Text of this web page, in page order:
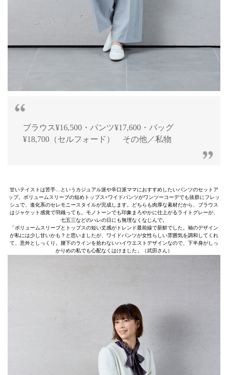
ブラウス¥16,500・パンツ¥17,600・バッグ
¥18,700（セルフォード） その他／私物
甘いテイストは苦手…というカジュアル派や辛口派ママにおすすめしたいパンツのセットア
ップ。ボリュームスリーブの短めトップス×ワイドパンツがワンツーコーデでも抜群にフレッ
シュで、進化系のセレモニースタイルが完成します。どちらも肉厚な素材だから、ブラウス
はジャケット感覚で羽織っても。モノトーンでも印象まろやかに仕上がるライトグレーが、
七五三などのハレの日にも無理なくなじんで。
「ボリュームスリーブとトップスの短い丈感がトレンド最前線で新鮮でした。袖のデザイン
が私には少し甘いかも？と思いましたが、ワイドパンツが女性らしい雰囲気を調和してくれ
て、意外としっくり。腰下のラインを拾わないハイウエストデザインなので、下半身がしっ
かりめの私でも心配なくはけました」（武田さん）